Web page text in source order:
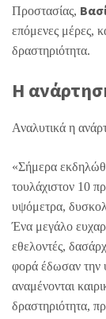
Προστασίας,
επόμενες μέρες,
δραστηριότητα.
Η
Αναλυτικά η
«Σήμερα
τουλάχιστον 10
υψόμετρα,
Ένα μεγάλο
εθελοντές,
φορά έδωσαν την
αναμένονται
δραστηριότητα,